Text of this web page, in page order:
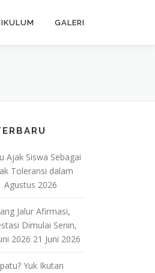
GALERI
Ajak Siswa Sebagai
Toleransi dalam
Agustus 2026
Jalur Afirmasi,
Dimulai Senin,
2026 21 Juni 2026
Yuk Ikutan